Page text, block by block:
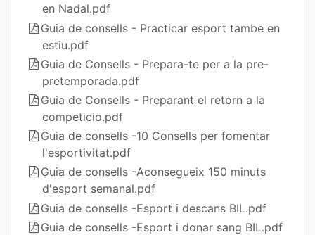
en Nadal.pdf
Guia de consells - Practicar esport tambe en
estiu.pdf
Guia de Consells - Prepara-te per a la pre-
pretemporada.pdf
Guia de Consells - Preparant el retorn a la
competicio.pdf
Guia de consells -10 Consells per fomentar
l'esportivitat.pdf
Guia de consells -Aconsegueix 150 minuts
d'esport semanal.pdf
Guia de consells -Esport i descans BIL.pdf
Guia de consells -Esport i donar sang BIL.pdf